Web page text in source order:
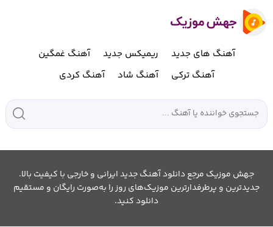
آهنگ های جدید ریمیکس جدید
آهنگ غمگین
آهنگ ترکی
آهنگ شاد آهنگ کردی
جهش موزیک مرجع دانلود آهنگ جدید ایرانی و خارجی با کیفیت بالا.
جدیدترین و پرطرفدارترین موزیک‌های روز را به‌صورت رایگان و مستقیم
دانلود کنید.